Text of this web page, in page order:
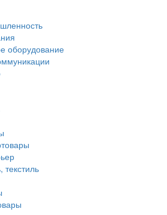
оборудование